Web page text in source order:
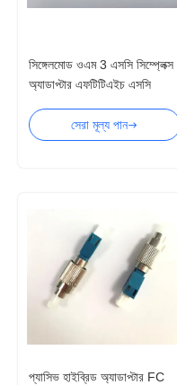
সিঙ্গেলমোড ওএম 3 এসসি সিম্প্লেক্স
অ্যাডাপ্টার এফটিটিএইচ এসসি
সেরা মূল্য পান
প্যাসিভ হাইব্রিড অ্যাডাপ্টার FC